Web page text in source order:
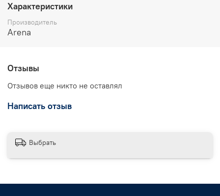
Характеристики
Производитель
Arena
Отзывы
Отзывов еще никто не оставлял
Написать отзыв
Выбрать